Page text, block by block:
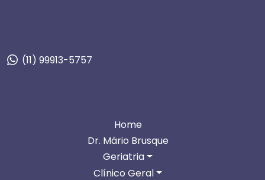
(11) 99913-5757
Home
Dr. Mário Brusque
Geriatria
Clínico Geral